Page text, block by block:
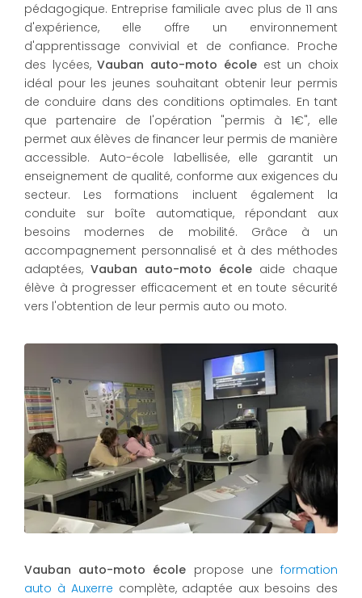
pédagogique. Entreprise familiale avec plus de 11 ans
d'expérience, elle offre un environnement
d'apprentissage convivial et de confiance. Proche
des lycées,Vauban auto-moto écoleest un choix
idéal pour les jeunes souhaitant obtenir leur permis
de conduire dans des conditions optimales. En tant
que partenaire de l'opération "permis à 1€", elle
permet aux élèves de financer leur permis de manière
accessible. Auto-école labellisée, elle garantit un
enseignement de qualité, conforme aux exigences du
secteur. Les formations incluent également la
conduite sur boîte automatique, répondant aux
besoins modernes de mobilité. Grâce à un
accompagnement personnalisé et à des méthodes
adaptées, Vauban auto-moto école aide chaque
élève à progresser efficacement et en toute sécurité
vers l'obtention de leur permis auto ou moto.
Vauban auto-moto école propose uneformation
auto à Auxerre complète, adaptée aux besoins des